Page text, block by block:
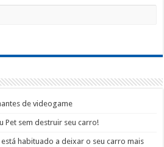
de videogame
Pet sem destruir seu carro!
habituado a deixar o seu carro mais